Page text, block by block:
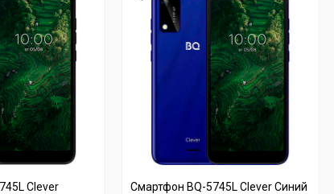
5745L Clever Синий
Смартфон BQ-5745L Clever